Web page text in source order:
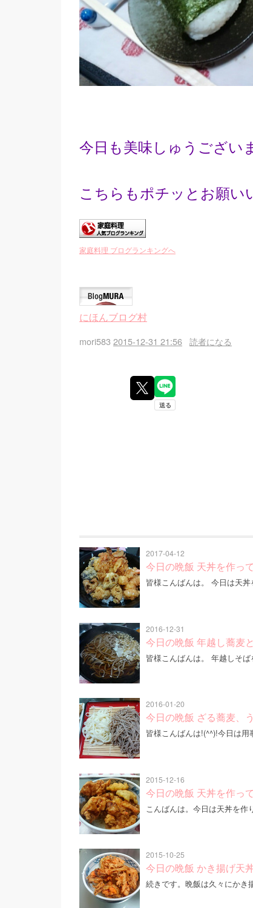
今日も美味しゅうござい
こちらもポチッとお願い
家庭料理 ブログランキングへ
にほんブログ村
mori583 2015-12-31 21:56 読者になる
2017-04-12
今日の晩飯 天丼を作っ
皆様こんばんは。 今日は天
2016-12-31
今日の晩飯 年越し蕎麦
皆様こんばんは。 年越しそ
2016-01-20
今日の晩飯 ざる蕎麦、
皆様こんばんは!(^^)!今日は
2015-12-16
今日の晩飯 天丼を作っ
こんばんは。今日は天丼を
2015-10-25
今日の晩飯 かき揚げ天
続きです。晩飯は久々にか